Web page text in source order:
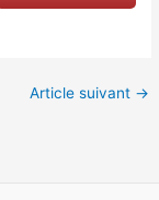
Article suivant →